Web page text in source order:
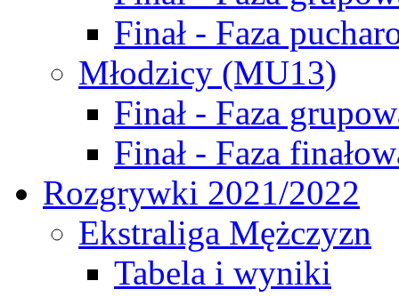
Finał - Faza
Młodzicy (MU13)
Finał - Faza
Finał - Faza
Rozgrywki 2021/2022
Ekstraliga Mężczyzn
Tabela i wyniki